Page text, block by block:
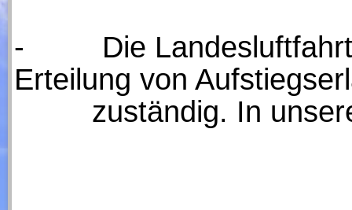
- Die
Erteilung von
zuständig. In